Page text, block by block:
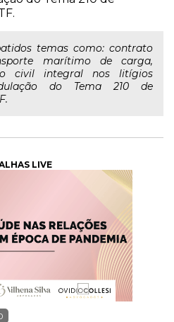
temas como: contrato
marítimo de carga,
civil integral nos litígios
do Tema 210 de
LIVE